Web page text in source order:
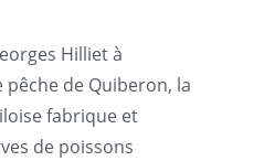
Hilliet à
de Quiberon, la
fabrique et
de poissons